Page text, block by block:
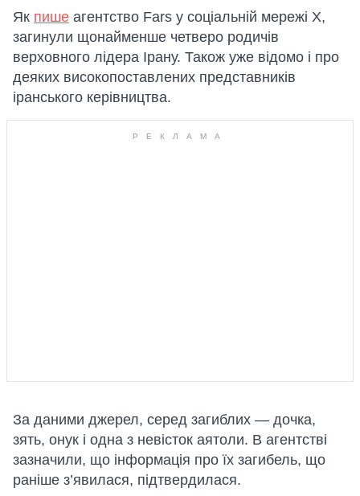
Як пише агентство Fars у соціальній мережі X,
загинули щонайменше четверо родичів
верховного лідера Ірану. Також уже відомо і про
деяких високопоставлених представників
іранського керівництва.
За даними джерел, серед загиблих — дочка,
зять, онук і одна з невісток аятоли. В агентстві
зазначили, що інформація про їх загибель, що
раніше з’явилася, підтвердилася.